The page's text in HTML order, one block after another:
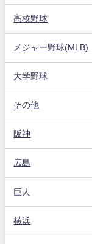
高校野球
メジャー野球(MLB)
大学野球
その他
阪神
広島
巨人
横浜